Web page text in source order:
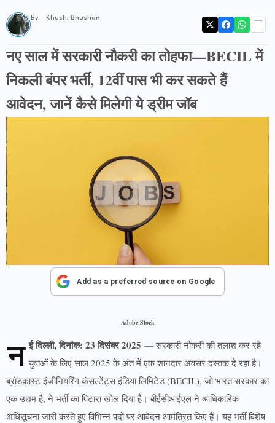
By - Khushi Bhushan
नए साल में सरकारी नौकरी का तोहफा—BECIL में
निकली बंपर भर्ती, 12वीं पास भी कर सकते हैं
आवेदन, जानें कैसे मिलेगी ये ड्रीम जॉब
Add as a preferred source on Google
Adobe Stock
न ई दिल्ली, दिनांक: 23 दिसंबर 2025 — सरकारी नौकरी की तलाश कर रहे
युवाओं के लिए साल 2025 के अंत में एक शानदार अवसर दस्तक दे रहा है।
ब्रॉडकास्ट इंजीनियरिंग कंसल्टेंट्स इंडिया लिमिटेड (BECIL), जो भारत सरकार का
एक उद्यम है, ने भर्ती का पिटारा खोल दिया है। बीईसीआईएल ने आधिकारिक
अधिसूचना जारी करते हुए विभिन्न पदों पर आवेदन आमंत्रित किए हैं। यह भर्ती विशेष